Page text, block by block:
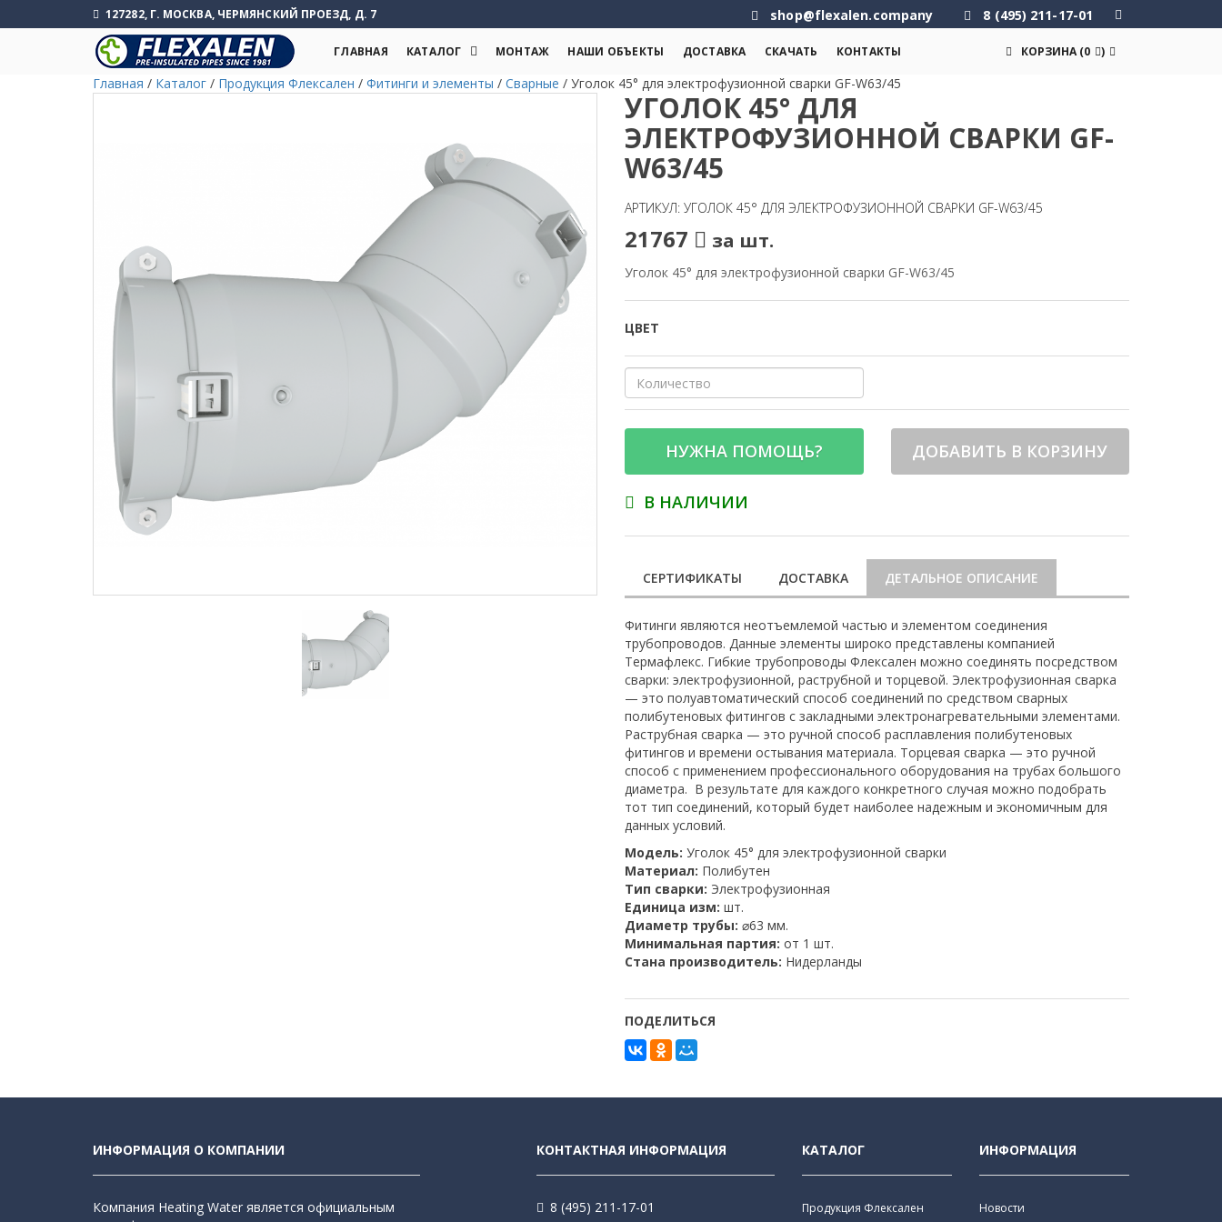
127282, Г. МОСКВА, ЧЕРМЯНСКИЙ ПРОЕЗД, Д. 7 shop@flexalen.company 8 (495) 211-17-01
ГЛАВНАЯ КАТАЛОГ МОНТАЖ НАШИ ОБЪЕКТЫ ДОСТАВКА СКАЧАТЬ КОНТАКТЫ КОРЗИНА (0 )
Главная / Каталог / Продукция Флексален / Фитинги и элементы / Сварные / Уголок 45° для электрофузионной сварки GF-W63/45
УГОЛОК 45° ДЛЯ
ЭЛЕКТРОФУЗИОННОЙ СВАРКИ GF-
W63/45
АРТИКУЛ: УГОЛОК 45° ДЛЯ ЭЛЕКТРОФУЗИОННОЙ СВАРКИ GF-W63/45
21767 за шт.
Уголок 45° для электрофузионной сварки GF-W63/45
ЦВЕТ
НУЖНА ПОМОЩЬ? ДОБАВИТЬ В КОРЗИНУ
В НАЛИЧИИ
СЕРТИФИКАТЫ ДОСТАВКА ДЕТАЛЬНОЕ ОПИСАНИЕ
Фитинги являются неотъемлемой частью и элементом соединения
трубопроводов. Данные элементы широко представлены компанией
Термафлекс. Гибкие трубопроводы Флексален можно соединять посредством
сварки: электрофузионной, раструбной и торцевой. Электрофузионная сварка
— это полуавтоматический способ соединений по средством сварных
полибутеновых фитингов с закладными электронагревательными элементами.
Раструбная сварка — это ручной способ расплавления полибутеновых
фитингов и времени остывания материала. Торцевая сварка — это ручной
способ с применением профессионального оборудования на трубах большого
диаметра. В результате для каждого конкретного случая можно подобрать
тот тип соединений, который будет наиболее надежным и экономичным для
данных условий.
Модель: Уголок 45° для электрофузионной сварки
Материал: Полибутен
Тип сварки: Электрофузионная
Единица изм: шт.
Диаметр трубы: ⌀63 мм.
Минимальная партия: от 1 шт.
Стана производитель: Нидерланды
ПОДЕЛИТЬСЯ
ИНФОРМАЦИЯ О КОМПАНИИ
Компания Heating Water является официальным
КОНТАКТНАЯ ИНФОРМАЦИЯ
8 (495) 211-17-01
КАТАЛОГ
Продукция Флексален
ИНФОРМАЦИЯ
Новости